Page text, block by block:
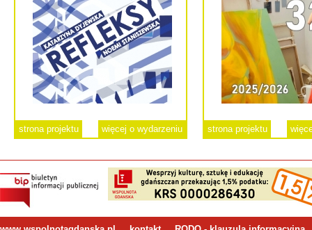
strona projektu więcej o wydarzeniu strona projektu